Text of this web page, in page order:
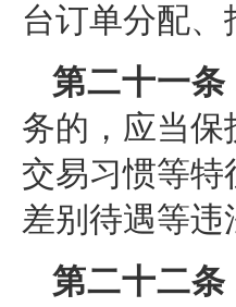
台订单分配
第二十一条
务的，应当
交易习惯等
差别待遇等违
第二十二条